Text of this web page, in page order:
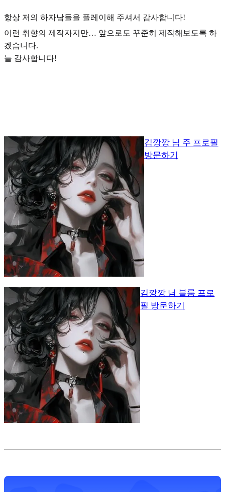
항상 저의 하자남들을 플레이해 주셔서 감사합니다!
이런 취향의 제작자지만… 앞으로도 꾸준히 제작해보도록 하
겠습니다.
늘 감사합니다!
김깡깡 님 주 프로필
방문하기
김깡깡 님 블룸 프로
필 방문하기